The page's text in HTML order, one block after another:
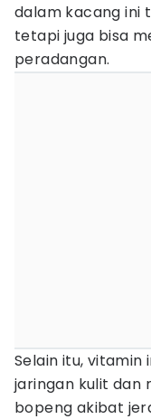
dalam kacang ini
tetapi juga bisa
peradangan.
Selain itu, vitamin
jaringan kulit dan
bopeng akibat